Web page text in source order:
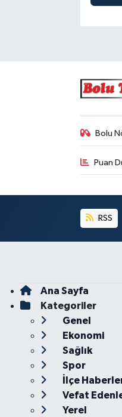
Bolu
Puan
RSS
Ana Sayfa
Kategoriler
Genel
Ekonomi
Sağlık
Spor
İlçe
Vefat
Yerel